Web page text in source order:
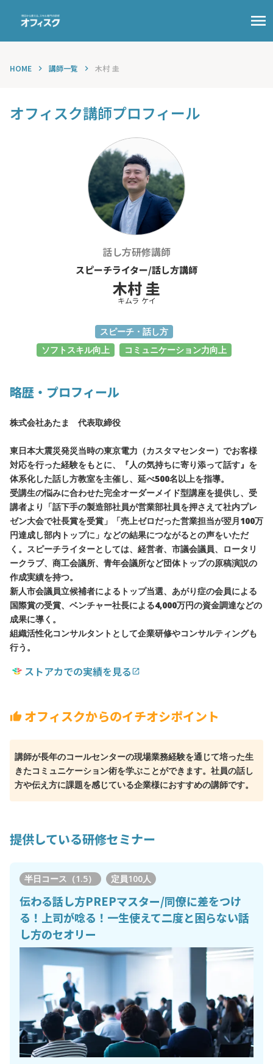
HOME keyboard_arrow_right 講師一覧 keyboard_arrow_right 木村 圭
オフィスク講師プロフィール
話し方研修講師
スピーチライター/話し方講師
木村 圭
キムラ ケイ
スピーチ・話し方
ソフトスキル向上
コミュニケーション力向上
略歴・プロフィール
株式会社あたま 代表取締役
東日本大震災発災当時の東京電力（カスタマセンター）でお客様
対応を行った経験をもとに、『人の気持ちに寄り添って話す』を
体系化した話し方教室を主催し、延べ500名以上を指導。
受講生の悩みに合わせた完全オーダーメイド型講座を提供し、受
講者より「話下手の製造部社員が営業部社員を押さえて社内プレ
ゼン大会で社長賞を受賞」「売上ゼロだった営業担当が翌月100万
円達成し部内トップに」などの結果につながるとの声をいただ
く。スピーチライターとしては、経営者、市議会議員、ロータリ
ークラブ、商工会議所、青年会議所など団体トップの原稿演説の
作成実績を持つ。
新人市会議員立候補者によるトップ当選、あがり症の会員による
国際賞の受賞、ベンチャー社長による4,000万円の資金調達などの
成果に導く。
組織活性化コンサルタントとして企業研修やコンサルティングも
行う。
ストアカでの実績を見る open_in_new
thumb_up オフィスクからのイチオシポイント
講師が長年のコールセンターの現場業務経験を通じて培った生
きたコミュニケーション術を学ぶことができます。社員の話し
方や伝え方に課題を感じている企業様におすすめの講師です。
提供している研修セミナー
半日コース（1.5） 定員100人
伝わる話し方PREPマスター/同僚に差をつけ
る！上司が唸る！一生使えて二度と困らない話
し方のセオリー
menu